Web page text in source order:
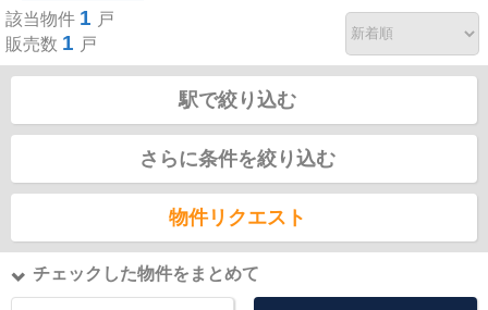
該当物件 1 戸
販売数 1 戸
駅で絞り込む
さらに条件を絞り込む
物件リクエスト
チェックした物件をまとめて